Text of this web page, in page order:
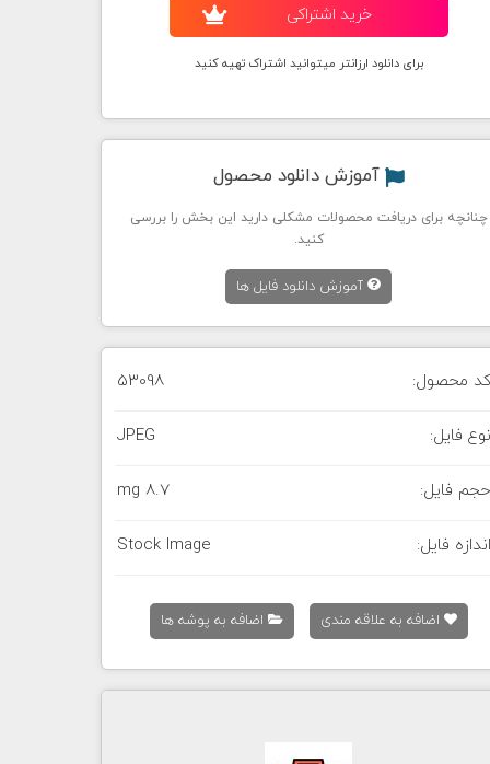
خريد اشتراکی
برای دانلود ارزانتر میتوانید اشتراک تهیه کنید
آموزش دانلود محصول
چنانچه برای دریافت محصولات مشکلی دارید این بخش را بررسی
کنید.
آموزش دانلود فایل ها
کد محصول: 53098
نوع فایل: JPEG
حجم فایل: 8.7 mg
اندازه فایل: Stock Image
اضافه به علاقه مندی اضافه به پوشه ها